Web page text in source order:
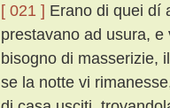
[ 021 ] Erano di quei dí
prestavano ad usura,
bisogno di masserizie,
se la notte vi